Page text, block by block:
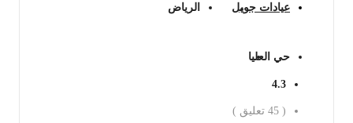
عيادات جويل الرياض
حي العليا
4.3
45 تعليق )